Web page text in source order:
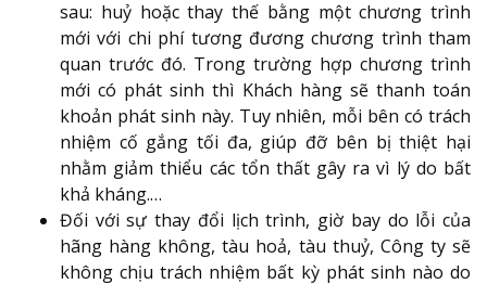
sau: huỷ hoặc thay thế bằng một chương trình
mới với chi phí tương đương chương trình tham
quan trước đó. Trong trường hợp chương trình
mới có phát sinh thì Khách hàng sẽ thanh toán
khoản phát sinh này. Tuy nhiên, mỗi bên có trách
nhiệm cố gắng tối đa, giúp đỡ bên bị thiệt hại
nhằm giảm thiểu các tổn thất gây ra vì lý do bất
khả kháng.…
Đối với sự thay đổi lịch trình, giờ bay do lỗi của
hãng hàng không, tàu hoả, tàu thuỷ, Công ty sẽ
không chịu trách nhiệm bất kỳ phát sinh nào do